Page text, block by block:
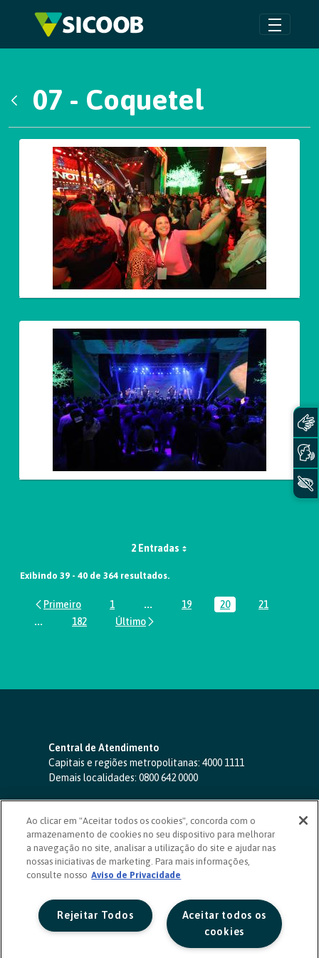
Pular para o Conteúdo principal
07 - Coquetel
Galeria de Mídias
2 Entradas
Exibindo 39 - 40 de 364 resultados.
Página
1 ...Páginas intermediárias Usar ABA
Página
19 Página
20 Página
21
...Páginas intermediárias Usar ABA para navegar.
Página
182
Central de Atendimento
Capitais e regiões metropolitanas: 4000 1111
Demais localidades: 0800 642 0000
SAC 24 horas-0800 724 4420
Ouvidoria
0800 725 0996
(de segunda a sexta, das 8h às 20h)
ouvidoriasicoob.com.br
Deficientes auditivos ou de fala
Ao clicar em "Aceitar todos os cookies", concorda com o
armazenamento de cookies no seu dispositivo para melhorar
a navegação no site, analisar a utilização do site e ajudar nas
nossas iniciativas de marketing. Para mais informações,
consulte nosso Aviso de Privacidade
Aceitar todos os
cookies
Rejeitar Todos